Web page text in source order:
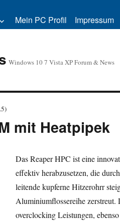
Mein PC Profil Impressum
Windows 10 7 Vista XP Forum & News
5)
mit Heatpipek
Das Reaper HPC ist eine
effektiv herabzusetzen, die
leitende kupferne Hitzerohrr
Aluminiumflossereihe zerstreut.
overclocking Leistungen,